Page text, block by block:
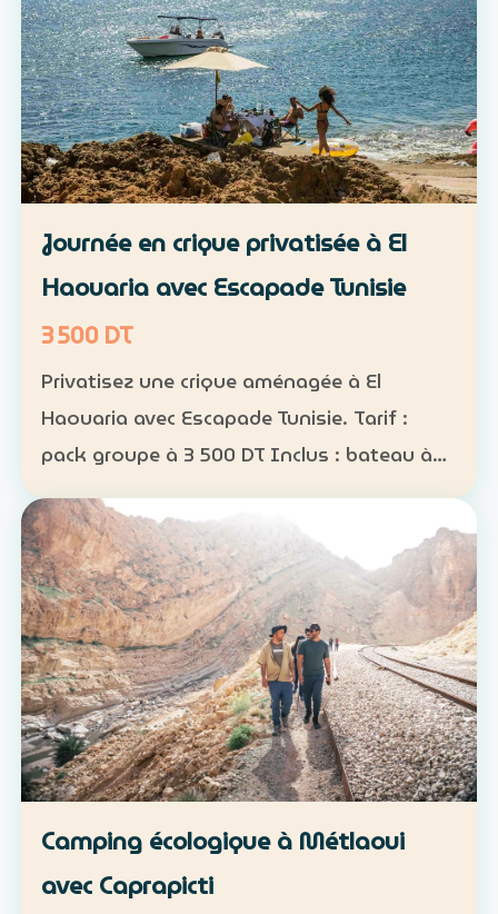
Journée en crique privatisée à El
Haouaria avec Escapade Tunisie
3 500 DT
Privatisez une crique aménagée à El
Haouaria avec Escapade Tunisie. Tarif :
pack groupe à 3 500 DT Inclus : bateau à
disposition, transfert, activités nautiques
et déjeuner selon la formule convenue Août
2026 : complet…
Camping écologique à Métlaoui
avec Caprapicti